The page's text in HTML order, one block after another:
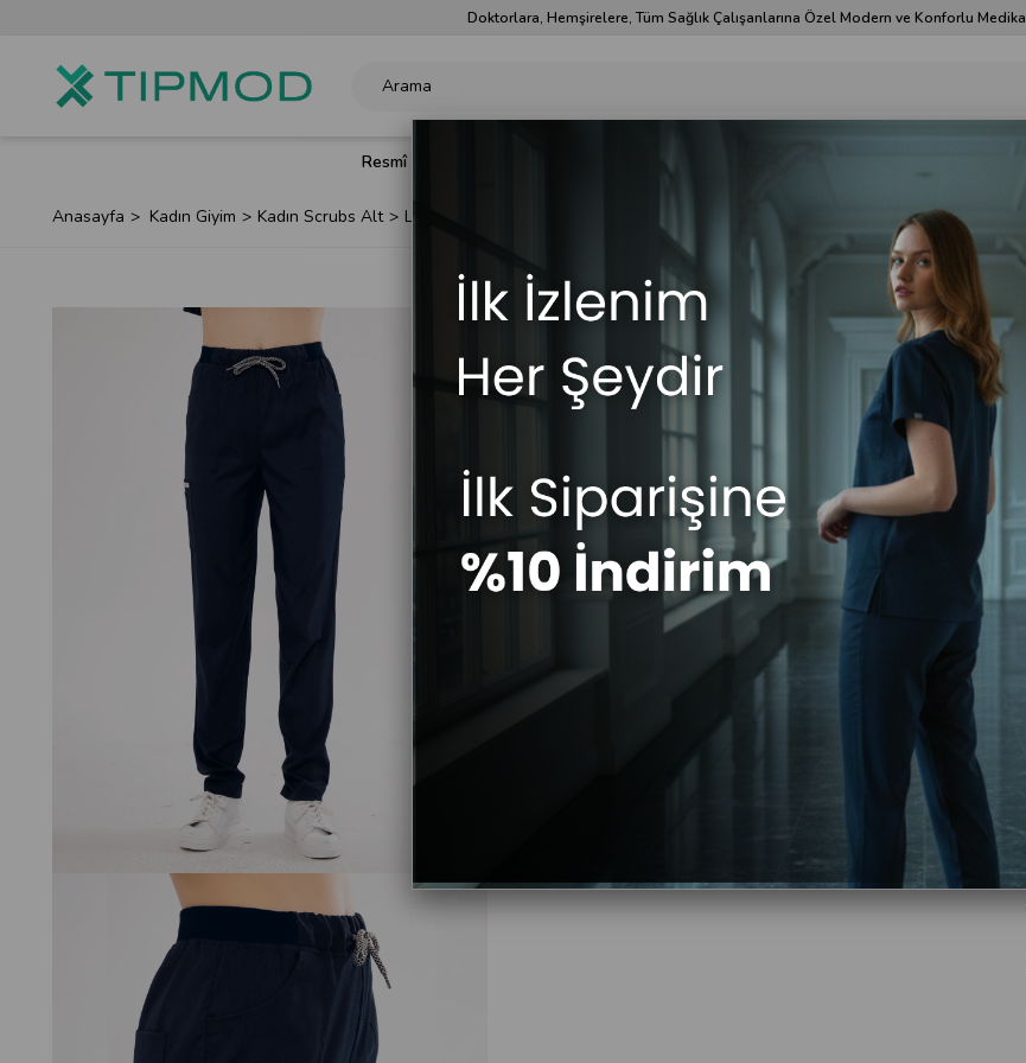
Doktorlara, Hemşirelere, Tüm Sağlık Çalışanlarına Özel Modern ve Konforlu
Resmî Renkler
Anasayfa Kadın Giyim Kadın Scrubs Alt Lacivert Likralı Lyra Premium Scrubs Pantolon